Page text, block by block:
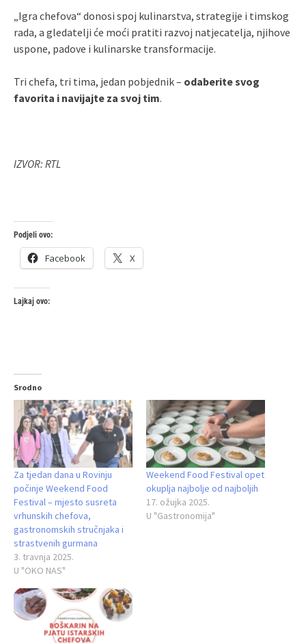
„Igra chefova“ donosi spoj kulinarstva, strategije i timskog
rada, a gledatelji će moći pratiti razvoj natjecatelja, njihove
uspone, padove i kulinarske transformacije.
Tri chefa, tri tima, jedan pobjednik – odaberite svog
favorita i navijajte za svoj tim.
IZVOR: RTL
Podjeli ovo:
Facebook X
Lajkaj ovo:
Srodno
Za tjedan dana u Rovinju
počinje Weekend Food
Festival – mjesto susreta
vrhunskih chefova,
gastronomskih stručnjaka i
strastvenih gurmana
3. travnja 2025.
U "OKO NAS"
Weekend Food Festival opet
okuplja najbolje od najboljih
17. ožujka 2025.
U "Gastronomija"